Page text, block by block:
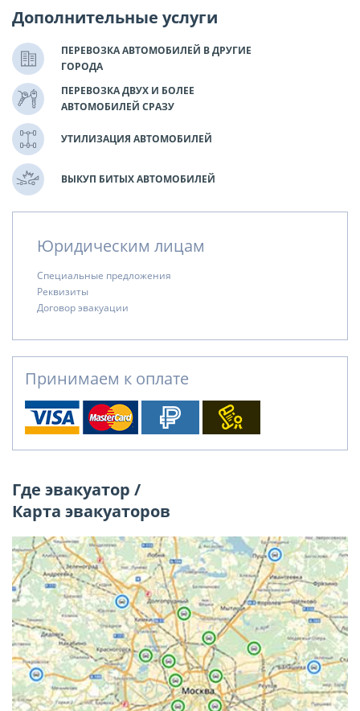
Дополнительные услуги
ПЕРЕВОЗКА АВТОМОБИЛЕЙ В ДРУГИЕ
ГОРОДА
ПЕРЕВОЗКА ДВУХ И БОЛЕЕ
АВТОМОБИЛЕЙ СРАЗУ
УТИЛИЗАЦИЯ АВТОМОБИЛЕЙ
ВЫКУП БИТЫХ АВТОМОБИЛЕЙ
Юридическим лицам
Специальные предложения
Реквизиты
Договор эвакуации
Принимаем к оплате
Где эвакуатор /
Карта эвакуаторов